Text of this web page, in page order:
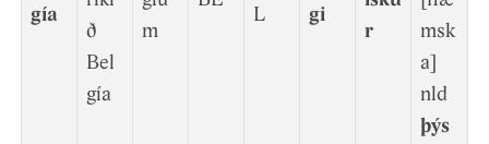
gía
ð
Bel
gía
m
L
gi
r
msk
a]
nld
þýs